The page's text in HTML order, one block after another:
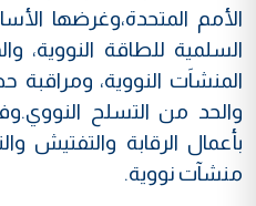
الأمم المتحدة،وغرضها
السلمية للطاقة النووية،
المنشاَت النووية، ومراقبة
والحد من التسلح
بأعمال الرقابة والتفتيش
منشآت نووية.